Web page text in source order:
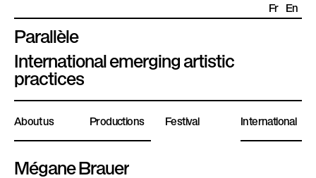
Parallèle
P
l
a
t
e
f
o
International emerging artistic
practices
Fr En
About us Productions Festival International
Mégane Brauer